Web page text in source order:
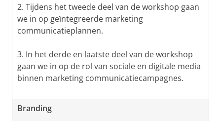
2. Tijdens het tweede deel van de workshop gaan
we in op geïntegreerde marketing
communicatieplannen.
3. In het derde en laatste deel van de workshop
gaan we in op de rol van sociale en digitale media
binnen marketing communicatiecampagnes.
Branding